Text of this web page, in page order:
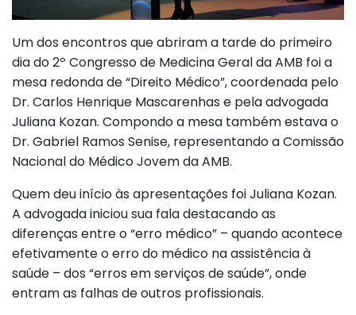
Um dos encontros que abriram a tarde do primeiro
dia do 2º Congresso de Medicina Geral da AMB foi a
mesa redonda de “Direito Médico”, coordenada pelo
Dr. Carlos Henrique Mascarenhas e pela advogada
Juliana Kozan. Compondo a mesa também estava o
Dr. Gabriel Ramos Senise, representando a Comissão
Nacional do Médico Jovem da AMB.
Quem deu início às apresentações foi Juliana Kozan.
A advogada iniciou sua fala destacando as
diferenças entre o “erro médico” – quando acontece
efetivamente o erro do médico na assistência à
saúde – dos “erros em serviços de saúde”, onde
entram as falhas de outros profissionais.